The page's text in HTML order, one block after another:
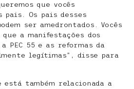
que vocês
pais. Os pais desses
ser amedrontados. Vocês
a manifestações dos
PEC 55 e as reformas da
legítimas”, disse para
está também relacionada a